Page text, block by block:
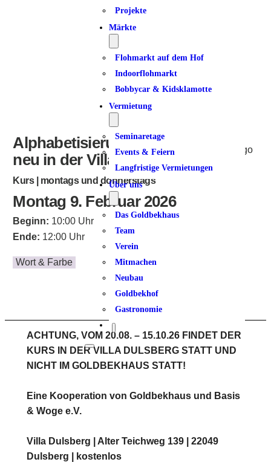
Projekte
Märkte
Flohmarkt auf dem Hof
Indoorflohmarkt
Bobbycar & Kidsklamotte
Vermietung
Seminaretage
Events & Feiern
Langfristige Vermietungen
Über uns
Das Goldbekhaus
Team
Verein
Mitmachen
Neubau
Goldbekhof
Gastronomie
ICS herunterladen
Google Kalender
iCalendarOffice 365
Alphabetisierung für Frauen –
neu in der Villa Dulsberg
Kurs | montags und donnerstags
Montag 9. Februar 2026
Beginn: 10:00 Uhr
Ende: 12:00 Uhr
Wort & Farbe
ACHTUNG, VOM 20.08. – 15.10.26 FINDET DER
KURS IN DER VILLA DULSBERG STATT UND
NICHT IM GOLDBEKHAUS STATT!
Eine Kooperation von Goldbekhaus und Basis
& Woge e.V.
Villa Dulsberg | Alter Teichweg 139 | 22049
Dulsberg | kostenlos